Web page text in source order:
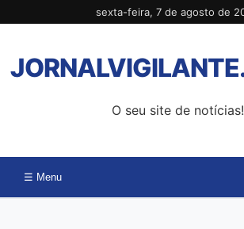
para
conteúdo
sexta-feira, 7 de agosto de
O seu site de notícias!
☰ Menu